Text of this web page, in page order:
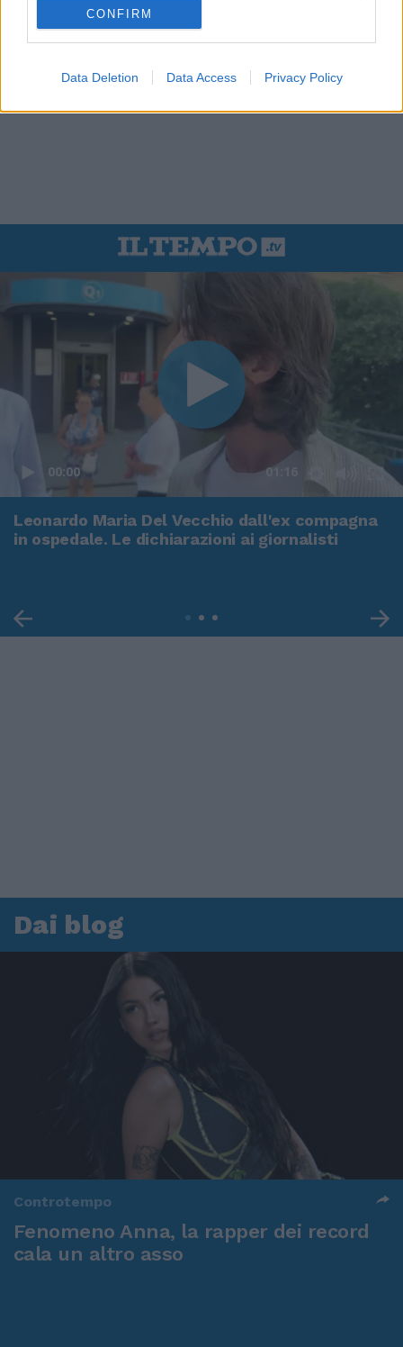
CONFIRM
Data Deletion Data Access Privacy Policy
00:00 01:16
Leonardo Maria Del Vecchio dall'ex compagna
in ospedale. Le dichiarazioni ai giornalisti
Dai blog
Controtempo
Fenomeno Anna, la rapper dei record
cala un altro asso